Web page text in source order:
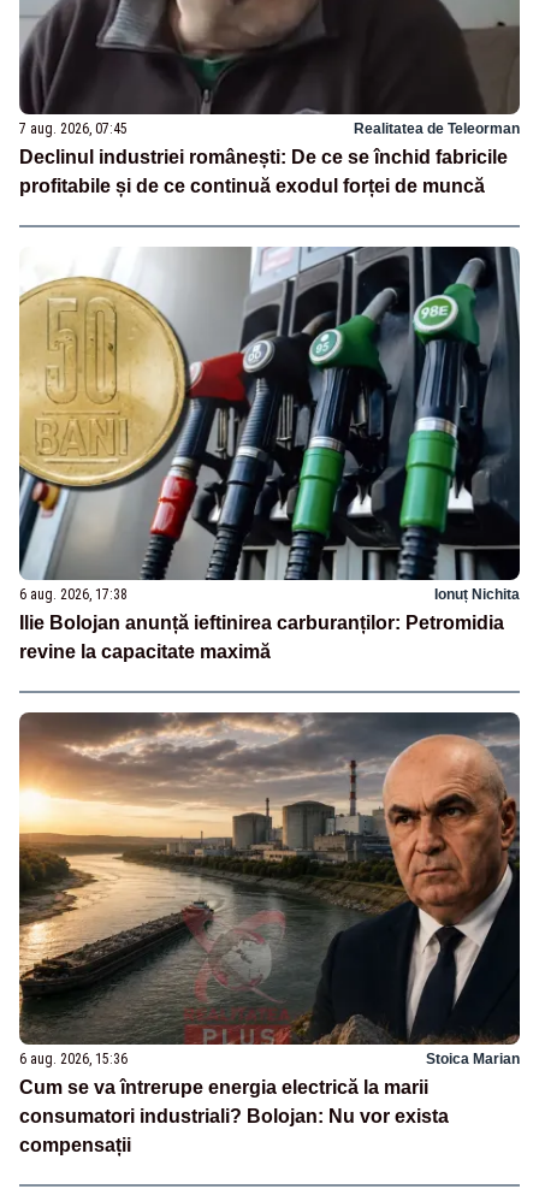
7 aug. 2026, 07:45 Realitatea de Teleorman
Declinul industriei românești: De ce se închid fabricile
profitabile și de ce continuă exodul forței de muncă
6 aug. 2026, 17:38 Ionuț Nichita
Ilie Bolojan anunță ieftinirea carburanților: Petromidia
revine la capacitate maximă
6 aug. 2026, 15:36 Stoica Marian
Cum se va întrerupe energia electrică la marii
consumatori industriali? Bolojan: Nu vor exista
compensații